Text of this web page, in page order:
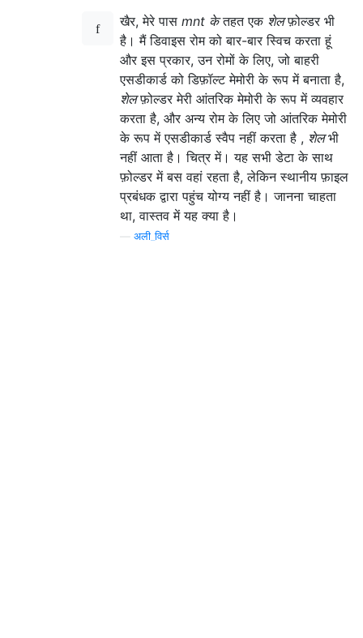
खैर, मेरे पास mnt केतहत एक शेलफ़ोल्डर भी
है। मैं डिवाइस रोम को बार-बार स्विच करता हूं
और इस प्रकार, उन रोमों के लिए, जो बाहरी
एसडीकार्ड को डिफ़ॉल्ट मेमोरी के रूप में बनाता है,
शेलफ़ोल्डर मेरी आंतरिक मेमोरी के रूप में व्यवहार
करता है, और अन्य रोम के लिए जो आंतरिक मेमोरी
के रूप में एसडीकार्ड स्वैप नहीं करता है , शेलभी
नहीं आता है। चित्र में। यह सभी डेटा के साथ
फ़ोल्डर में बस वहां रहता है, लेकिन स्थानीय फ़ाइल
प्रबंधक द्वारा पहुंच योग्य नहीं है। जानना चाहता
था, वास्तव में यह क्या है।
अली_विर्स